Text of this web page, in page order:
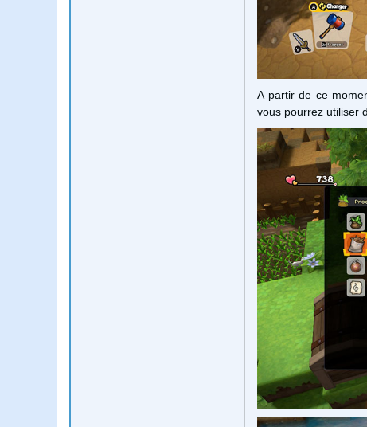
A partir de ce
vous pourrez utiliser